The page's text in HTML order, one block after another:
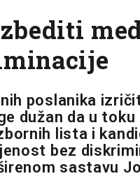
poslanika
dužan da u toku
lista i
bez
sastavu